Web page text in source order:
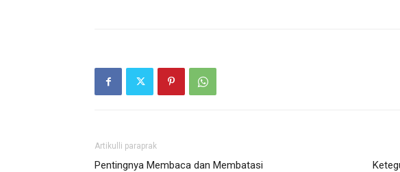
Artikulli paraprak
Pentingnya Membaca dan Membatasi